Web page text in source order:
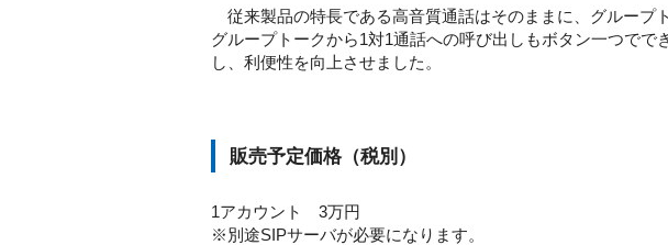
従来製品の特長である高音質通話はそのままに、グループ
グループトークから1対1通話への呼び出しもボタン一つで
し、利便性を向上させました。
販売予定価格（税別）
1アカウント 3万円
※別途SIPサーバが必要になります。